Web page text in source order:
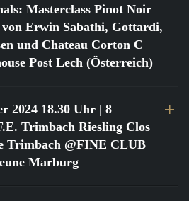
Masterclass Pinot Noir
Erwin Sabathi, Gottardi,
und Chateau Corton C
Post Lech (Österreich)
2024 18.30 Uhr | 8
Trimbach Riesling Clos
Trimbach @FINE CLUB
Marburg